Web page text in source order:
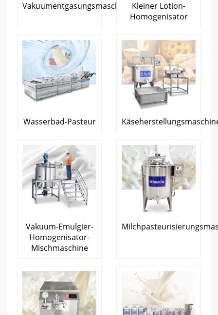
Vakuumentgasungsmaschine
Kleiner Lotion-
Homogenisator
Wasserbad-Pasteur
Vakuum-Emulgier-
Homogenisator-
Mischmaschine